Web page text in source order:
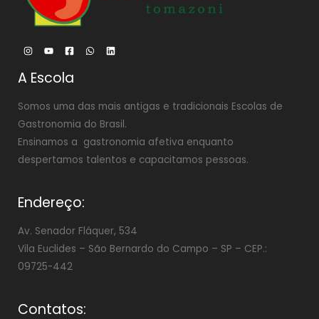
A Escola
Somos uma das mais antigas e tradicionais Escolas de
Gastronomia do Brasil.
Ensinamos a gastronomia afetiva enquanto
despertamos talentos e capacitamos pessoas.
Endereço:
Av. Senador Fláquer, 534
Vila Euclides – São Bernardo do Campo – SP – CEP.:
09725-442
Contatos: